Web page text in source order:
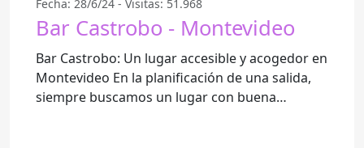
Fecha: 28/6/24 - Visitas: 51.968
Bar Castrobo - Montevideo
Bar Castrobo: Un lugar accesible y acogedor en
Montevideo En la planificación de una salida,
siempre buscamos un lugar con buena